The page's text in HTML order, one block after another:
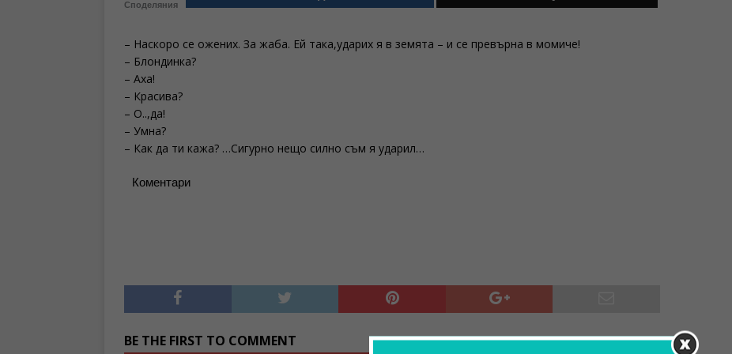
Споделяния
– Наскоро се ожених. За жаба. Ей така,ударих я в земята – и се превърна в момиче!
– Блондинка?
– Аха!
– Красива?
– О..,да!
– Умна?
– Как да ти кажа? …Сигурно нещо силно съм я ударил…
Коментари
BE THE FIRST TO COMMENT